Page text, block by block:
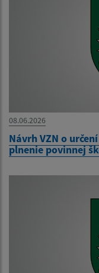
08.06.2026
Návrh VZN o
plnenie povinnej